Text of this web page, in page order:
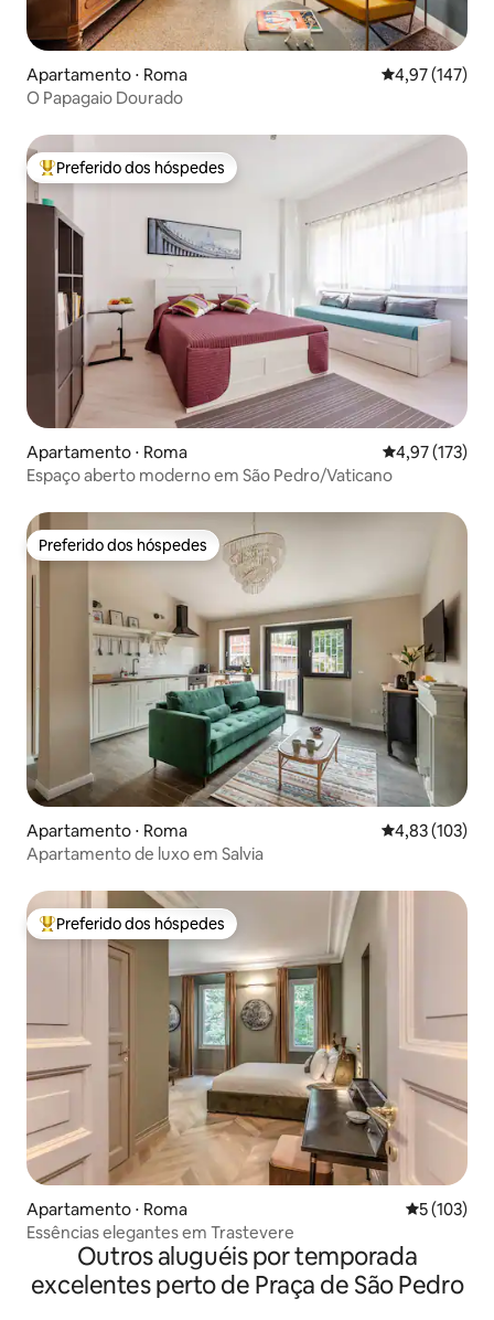
Apartamento ⋅ Roma 4,97 de uma
4,97 (147)
O Papagaio Dourado
Entre os melhores preferidos dos hóspedes
Preferido dos hóspedes
Apartamento ⋅ Roma 4,97 de uma
4,97 (173)
Espaço aberto moderno em São Pedro/Vaticano
Preferido dos hóspedes
Preferido dos hóspedes
Apartamento ⋅ Roma 4,83 de uma
4,83 (103)
Apartamento de luxo em Salvia
Entre os melhores preferidos dos hóspedes
Preferido dos hóspedes
Apartamento ⋅ Roma 5 de uma
5 (103)
Essências elegantes em Trastevere
Outros aluguéis por temporada
excelentes perto de Praça de São Pedro